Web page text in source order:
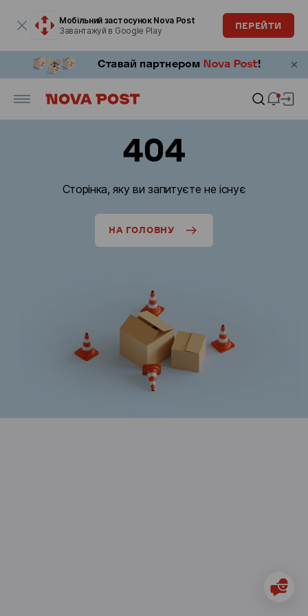
Мобільний застосунок Nova Post
Завантажуй в Google Play
ПЕРЕЙТИ
404
Сторінка, яку ви запитуєте не існує
НА ГОЛОВНУ